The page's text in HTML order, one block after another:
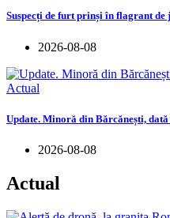
Suspecți de furt prinși în flagrant
2026-08-08
Actual
Update. Minoră din Bărcănești,
2026-08-08
Actual